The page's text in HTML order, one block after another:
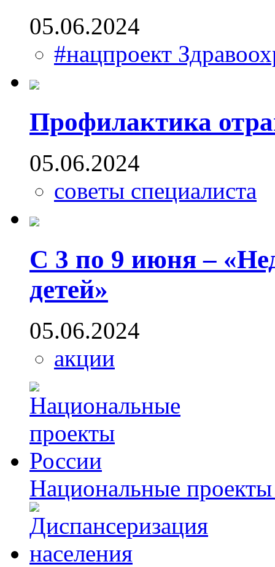
05.06.2024
#нацпроект
Профилактика
05.06.2024
советы специалиста
С 3 по 9 июня –
детей»
05.06.2024
акции
Национальные